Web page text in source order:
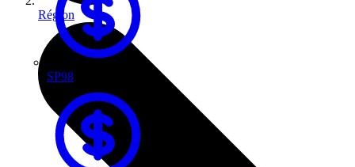
SP98
Région